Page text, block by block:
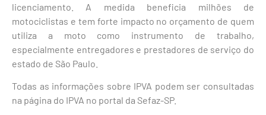
licenciamento. A medida beneficia milhões de
motociclistas e tem forte impacto no orçamento de quem
utiliza a moto como instrumento de trabalho,
especialmente entregadores e prestadores de serviço do
estado de São Paulo.
Todas as informações sobre IPVA podem ser consultadas
na página do IPVA no portal da Sefaz-SP.